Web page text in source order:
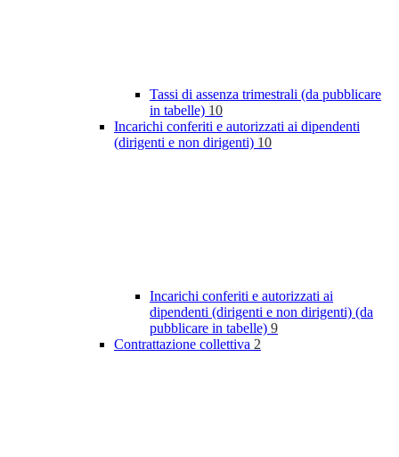
Tassi di assenza trimestrali (da pubblicare
in tabelle) 10
Incarichi conferiti e autorizzati ai dipendenti
(dirigenti e non dirigenti) 10
Incarichi conferiti e autorizzati ai
dipendenti (dirigenti e non dirigenti) (da
pubblicare in tabelle) 9
Contrattazione collettiva 2